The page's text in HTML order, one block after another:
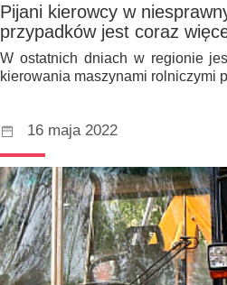
Pijani kierowcy w
przypadków jest coraz
W ostatnich dniach w regionie
kierowania maszynami rolniczymi
16 maja 2022